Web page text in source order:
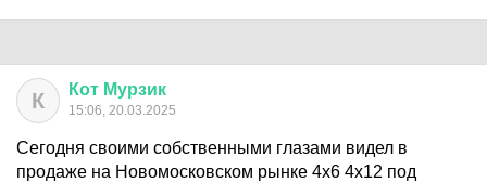
К Кот Мурзик
15:06, 20.03.2025
Сегодня своими собственными глазами видел в
продаже на Новомосковском рынке 4х6 4х12 под